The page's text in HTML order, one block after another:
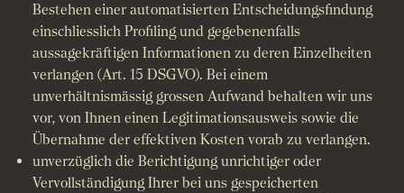
Bestehen einer automatisierten Entscheidungsfindung
einschliesslich Profiling und gegebenenfalls
aussagekräftigen Informationen zu deren Einzelheiten
verlangen (Art. 15 DSGVO). Bei einem
unverhältnismässig grossen Aufwand behalten wir uns
vor, von Ihnen einen Legitimationsausweis sowie die
Übernahme der effektiven Kosten vorab zu verlangen.
unverzüglich die Berichtigung unrichtiger oder
Vervollständigung Ihrer bei uns gespeicherten